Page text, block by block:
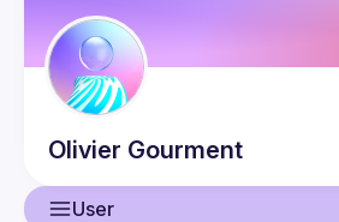
Olivier Gourment
User